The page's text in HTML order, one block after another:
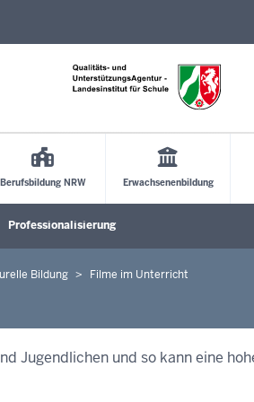
Berufsbildung NRW Erwachsenenbildung
Professionalisierung
Bildung Filme im Unterricht
Jugendlichen und so kann eine